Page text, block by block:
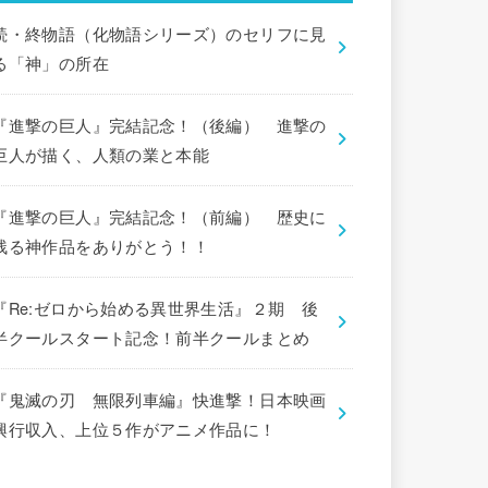
・終物語（化物語シリーズ）のセリフに見
「神」の所在
進撃の巨人』完結記念！（後編） 進撃の
人が描く、人類の業と本能
進撃の巨人』完結記念！（前編） 歴史に
る神作品をありがとう！！
Re:ゼロから始める異世界生活』２期 後
クールスタート記念！前半クールまとめ
鬼滅の刃 無限列車編』快進撃！日本映画
行収入、上位５作がアニメ作品に！